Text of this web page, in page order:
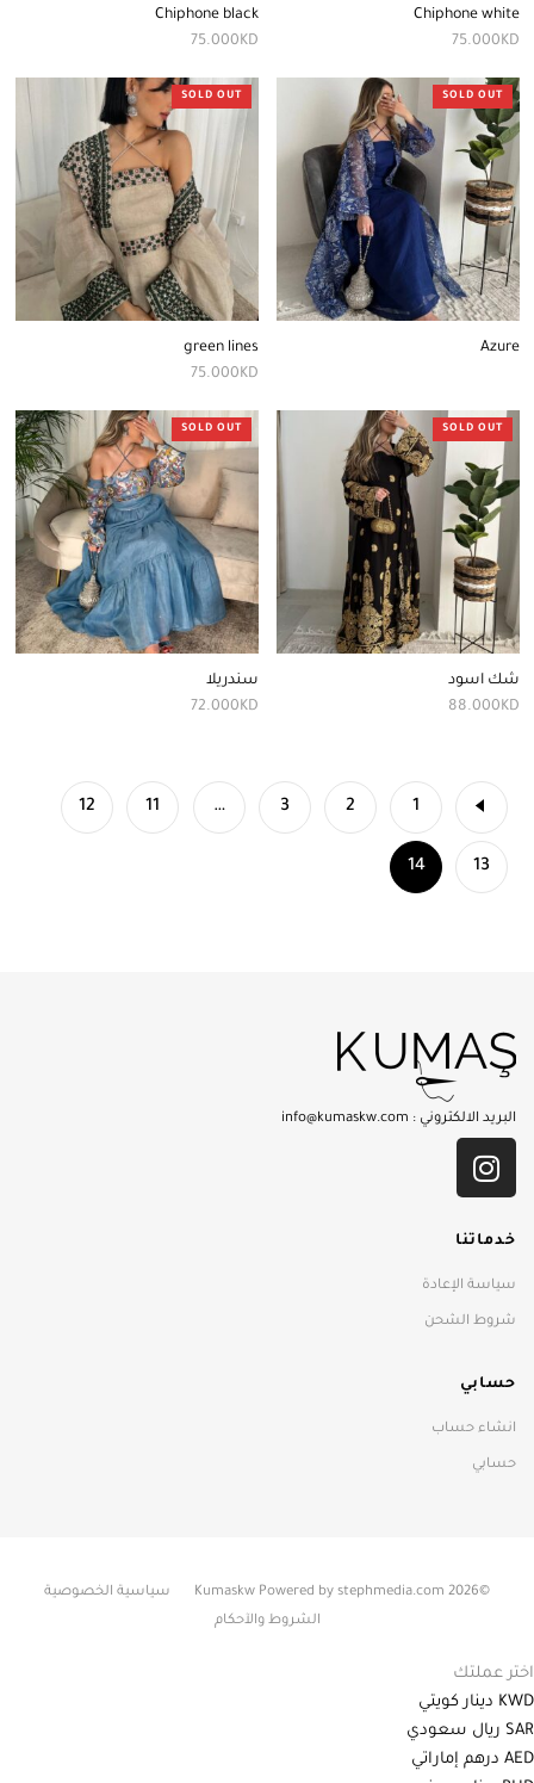
Chiphone white
75.000KD
Chiphone black
75.000KD
SOLD OUT
Azure
SOLD OUT
green lines
75.000KD
SOLD OUT
شك اسود
88.000KD
SOLD OUT
سندريلا
72.000KD
1
2
3
…
11
12
13
14
البريد الالكتروني : info@kumaskw.com
خدماتنا
سياسة الإعادة
شروط الشحن
حسابي
انشاء حساب
حسابي
©2026 Kumaskw Powered by stephmedia.com
سياسية الخصوصية
الشروط والآحكام
اختر عملتك
KWD دينار كويتي
SAR ريال سعودي
AED درهم إماراتي